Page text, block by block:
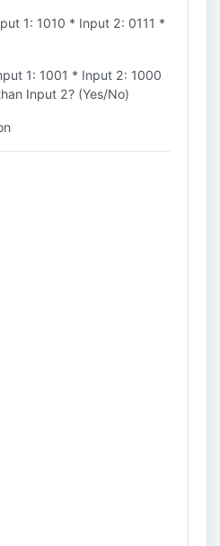
1: 1010 * Input 2: 0111 *
1: 1001 * Input 2: 1000
Input 2? (Yes/No)